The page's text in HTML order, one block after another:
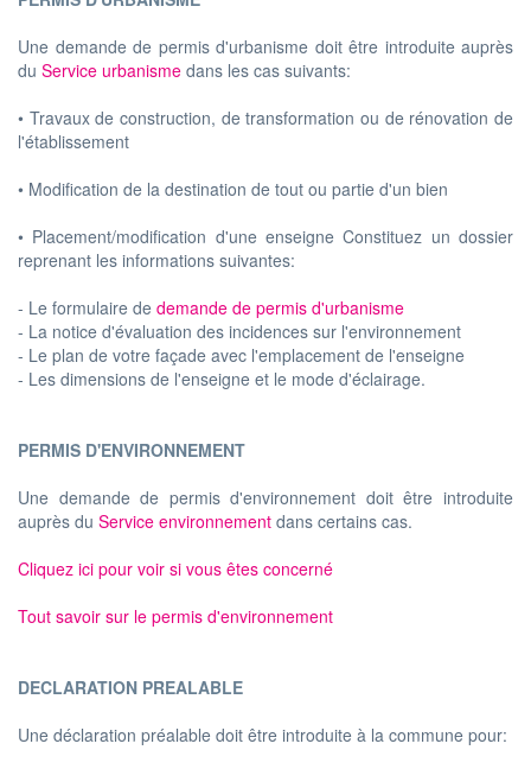
Une demande de permis d'urbanisme doit être introduite auprès
du Service urbanisme dans les cas suivants:
• Travaux de construction, de transformation ou de rénovation de
l'établissement
• Modification de la destination de tout ou partie d'un bien
• Placement/modification d'une enseigne Constituez un dossier
reprenant les informations suivantes:
- Le formulaire de demande de permis d'urbanisme
- La notice d'évaluation des incidences sur l'environnement
- Le plan de votre façade avec l'emplacement de l'enseigne
- Les dimensions de l'enseigne et le mode d'éclairage.
PERMIS D'ENVIRONNEMENT
Une demande de permis d'environnement doit être introduite
auprès du Service environnement dans certains cas.
Cliquez ici pour voir si vous êtes concerné
Tout savoir sur le permis d'environnement
DECLARATION PREALABLE
Une déclaration préalable doit être introduite à la commune pour: